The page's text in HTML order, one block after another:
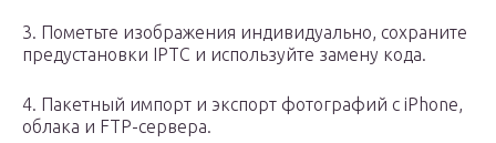
3. Пометьте изображения индивидуально, сохраните
предустановки IPTC и используйте замену кода.
4. Пакетный импорт и экспорт фотографий с iPhone,
облака и FTP-сервера.